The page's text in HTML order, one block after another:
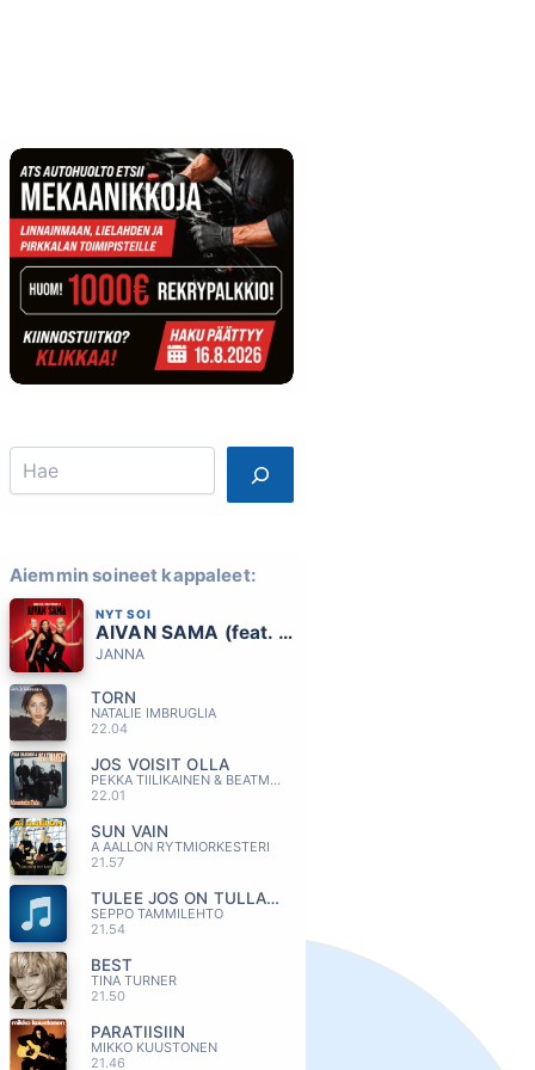
Search
Aiemmin soineet kappaleet:
NYT SOI
AIVAN SAMA (feat. Erika Vikman, F)
JANNA
TORN
NATALIE IMBRUGLIA
22.04
JOS VOISIT OLLA
PEKKA TIILIKAINEN & BEATMAKERS
22.01
SUN VAIN
A AALLON RYTMIORKESTERI
21.57
TULEE JOS ON TULLAKSEEN (feat. Freeman)
SEPPO TAMMILEHTO
21.54
BEST
TINA TURNER
21.50
PARATIISIIN
MIKKO KUUSTONEN
21.46